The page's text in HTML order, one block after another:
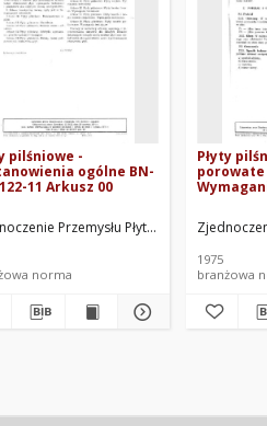
pilśniowe -
ogólne BN-
11 Arkusz 00
Przemysłu Płyt, Sklejek i Zapałek.
norma
Płyty
1975
branżowa